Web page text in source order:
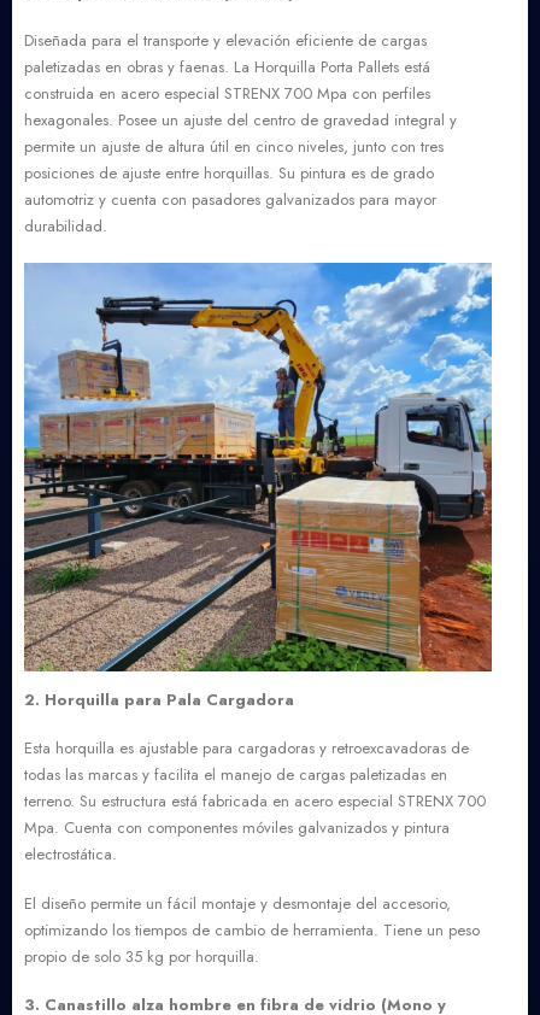
Diseñada para el transporte y elevación eficiente de cargas
paletizadas en obras y faenas. La Horquilla Porta Pallets está
construida en acero especial STRENX 700 Mpa con perfiles
hexagonales. Posee un ajuste del centro de gravedad integral y
permite un ajuste de altura útil en cinco niveles, junto con tres
posiciones de ajuste entre horquillas. Su pintura es de grado
automotriz y cuenta con pasadores galvanizados para mayor
durabilidad.
2. Horquilla para Pala Cargadora
Esta horquilla es ajustable para cargadoras y retroexcavadoras de
todas las marcas y facilita el manejo de cargas paletizadas en
terreno. Su estructura está fabricada en acero especial STRENX 700
Mpa. Cuenta con componentes móviles galvanizados y pintura
electrostática.
El diseño permite un fácil montaje y desmontaje del accesorio,
optimizando los tiempos de cambio de herramienta. Tiene un peso
propio de solo 35 kg por horquilla.
3. Canastillo alza hombre en fibra de vidrio (Mono y